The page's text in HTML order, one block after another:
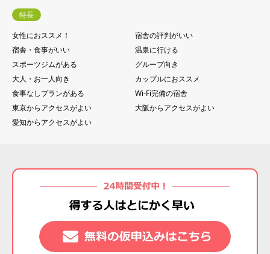
特長
女性におススメ！
宿舎の評判がいい
宿舎・食事がいい
温泉に行ける
スポーツジムがある
グループ向き
大人・お一人向き
カップルにおススメ
食事なしプランがある
Wi-Fi完備の宿舎
東京からアクセスがよい
大阪からアクセスがよい
愛知からアクセスがよい